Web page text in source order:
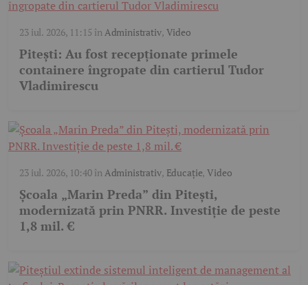
23 iul. 2026, 11:15 înAdministrativ, Video
Pitești: Au fost recepționate primele
containere îngropate din cartierul Tudor
Vladimirescu
23 iul. 2026, 10:40înAdministrativ, Educație,Video
Școala „Marin Preda” din Pitești,
modernizată prin PNRR. Investiție de peste
1,8 mil. €